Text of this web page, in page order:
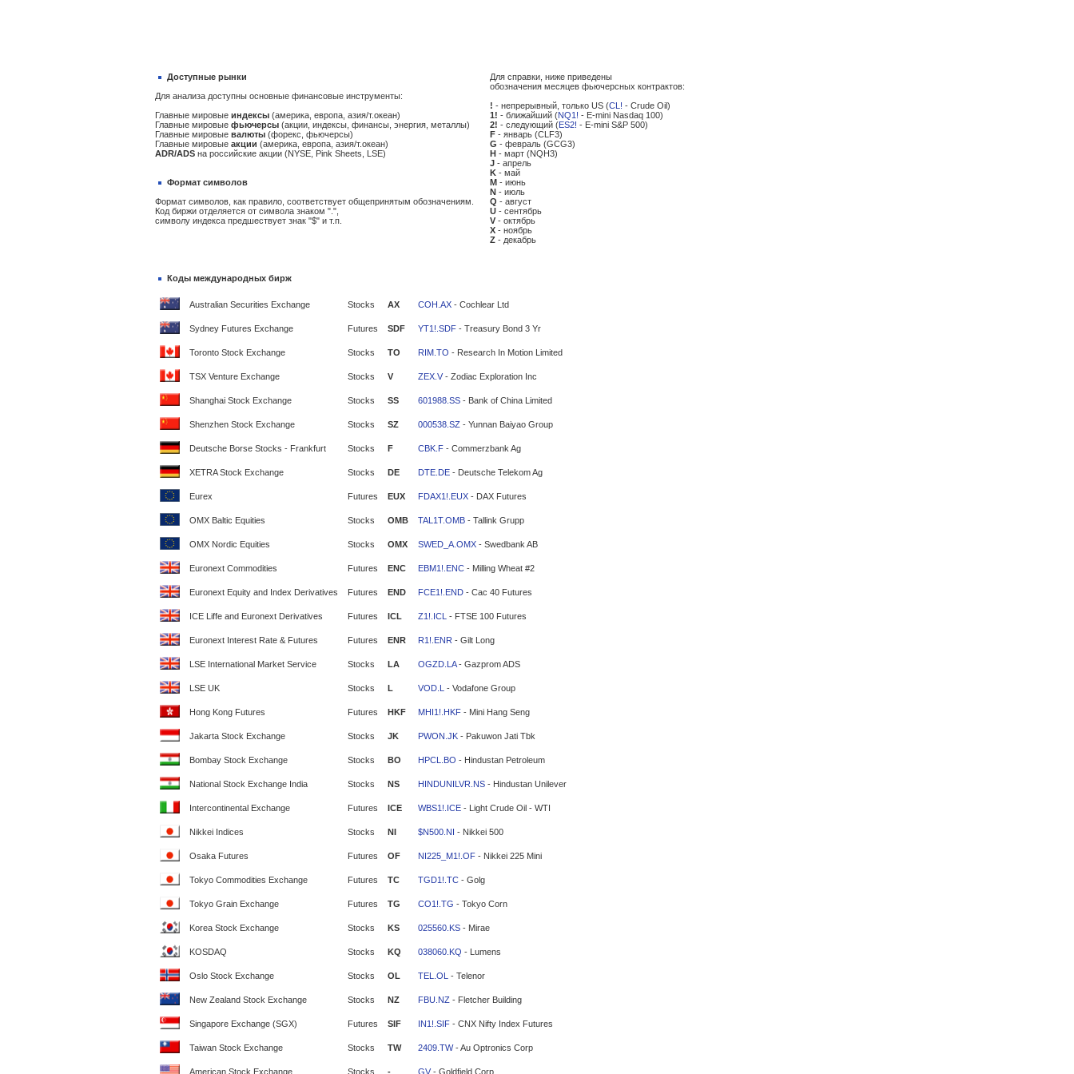
Доступные рынки
Для анализа доступны основные финансовые инструменты:
Главные мировые индексы (америка, европа, азия/т.океан)
Главные мировые фьючерсы (акции, индексы, финансы, энергия, металлы)
Главные мировые валюты (форекс, фьючерсы)
Главные мировые акции (америка, европа, азия/т.океан)
ADR/ADS на российские акции (NYSE, Pink Sheets, LSE)
Формат символов
Формат символов, как правило, соответствует общепринятым обозначениям.
Код биржи отделяется от символа знаком ".",
символу индекса предшествует знак "$" и т.п.
Для справки, ниже приведены
обозначения месяцев фьючерсных контрактов:
! - непрерывный, только US (CL! - Crude Oil)
1! - ближайший (NQ1! - E-mini Nasdaq 100)
2! - следующий (ES2! - E-mini S&P 500)
F - январь (CLF3)
G - февраль (GCG3)
H - март (NQH3)
J - апрель
K - май
M - июнь
N - июль
Q - август
U - сентябрь
V - октябрь
X - ноябрь
Z - декабрь
Коды международных бирж
Australian Securities Exchange Stocks AX COH.AX - Cochlear Ltd
Sydney Futures Exchange Futures SDF YT1!.SDF - Treasury Bond 3 Yr
Toronto Stock Exchange Stocks TO RIM.TO - Research In Motion Limited
TSX Venture Exchange Stocks V ZEX.V - Zodiac Exploration Inc
Shanghai Stock Exchange Stocks SS 601988.SS - Bank of China Limited
Shenzhen Stock Exchange Stocks SZ 000538.SZ - Yunnan Baiyao Group
Deutsche Borse Stocks - Frankfurt Stocks F CBK.F - Commerzbank Ag
XETRA Stock Exchange Stocks DE DTE.DE - Deutsche Telekom Ag
Eurex Futures EUX FDAX1!.EUX - DAX Futures
OMX Baltic Equities Stocks OMB TAL1T.OMB - Tallink Grupp
OMX Nordic Equities Stocks OMX SWED_A.OMX - Swedbank AB
Euronext Commodities Futures ENC EBM1!.ENC - Milling Wheat #2
Euronext Equity and Index Derivatives Futures END FCE1!.END - Cac 40 Futures
ICE Liffe and Euronext Derivatives Futures ICL Z1!.ICL - FTSE 100 Futures
Euronext Interest Rate & Futures Futures ENR R1!.ENR - Gilt Long
LSE International Market Service Stocks LA OGZD.LA- Gazprom ADS
LSE UK Stocks L VOD.L - Vodafone Group
Hong Kong Futures Futures HKF MHI1!.HKF - Mini Hang Seng
Jakarta Stock Exchange Stocks JK PWON.JK - Pakuwon Jati Tbk
Bombay Stock Exchange Stocks BO HPCL.BO - Hindustan Petroleum
National Stock Exchange India Stocks NS HINDUNILVR.NS - Hindustan Unilever
Intercontinental Exchange Futures ICE WBS1!.ICE - Light Crude Oil - WTI
Nikkei Indices Stocks NI $N500.NI - Nikkei 500
Osaka Futures Futures OF NI225_M1!.OF - Nikkei 225 Mini
Tokyo Commodities Exchange Futures TC TGD1!.TC - Golg
Tokyo Grain Exchange Futures TG CO1!.TG - Tokyo Corn
Korea Stock Exchange Stocks KS 025560.KS - Mirae
KOSDAQ Stocks KQ 038060.KQ - Lumens
Oslo Stock Exchange Stocks OL TEL.OL - Telenor
New Zealand Stock Exchange Stocks NZ FBU.NZ - Fletcher Building
Singapore Exchange (SGX) Futures SIF IN1!.SIF - CNX Nifty Index Futures
Taiwan Stock Exchange Stocks TW 2409.TW- Au Optronics Corp
American Stock Exchange Stocks - GV - Goldfield Corp